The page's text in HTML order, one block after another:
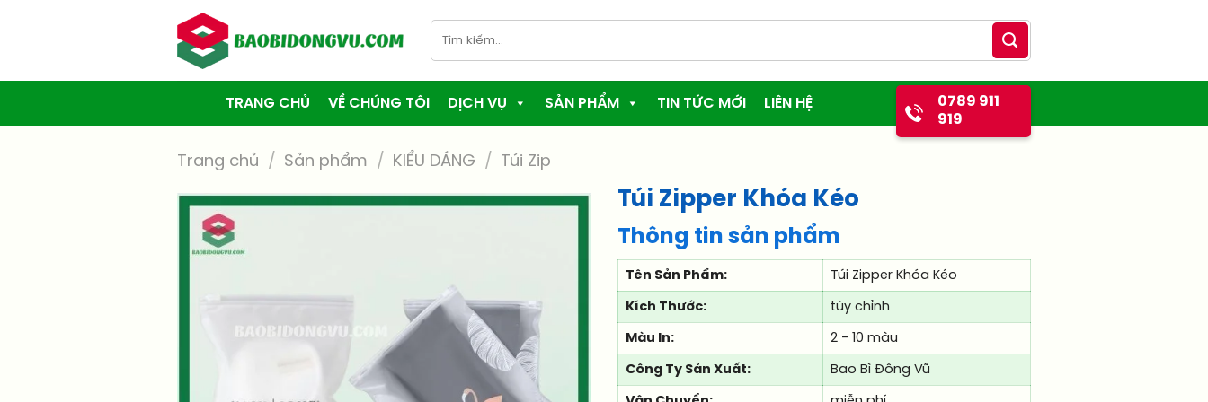
kiếm:
TRANG CHỦ VỀ CHÚNG TÔI DỊCH VỤ SẢN PHẨM TIN TỨC MỚI LIÊN HỆ
0789 911
919
Trang chủ / Sản phẩm / KIỂU DÁNG / Túi Zip
Túi Zipper Khóa Kéo
Thông tin sản phẩm
Tên Sản Phẩm: Túi Zipper Khóa Kéo
Kích Thước: tùy chỉnh
Màu In: 2 - 10 màu
Công Ty Sản Xuất: Bao Bì Đông Vũ